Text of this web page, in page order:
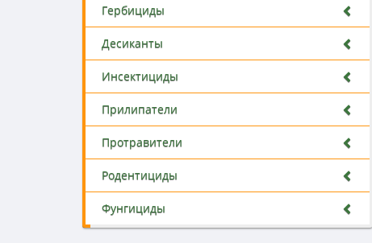
Гербициды
Десиканты
Инсектициды
Прилипатели
Протравители
Родентициды
Фунгициды